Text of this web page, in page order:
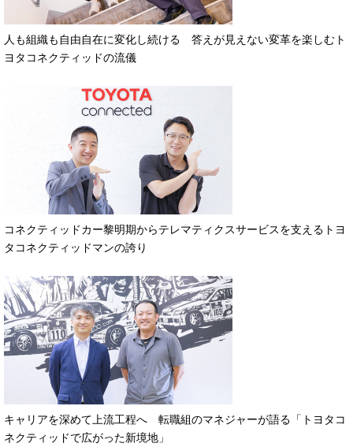
人も組織も自由自在に変化し続ける 答えが見えない変革を楽しむト
ヨタコネクティッドの流儀
コネクティッドカー黎明期からテレマティクスサービスを支えるトヨ
タコネクティッドマンの誇り
キャリアを深めて上流工程へ 転職組のマネジャーが語る「トヨタコ
ネクティッドで広がった新境地」